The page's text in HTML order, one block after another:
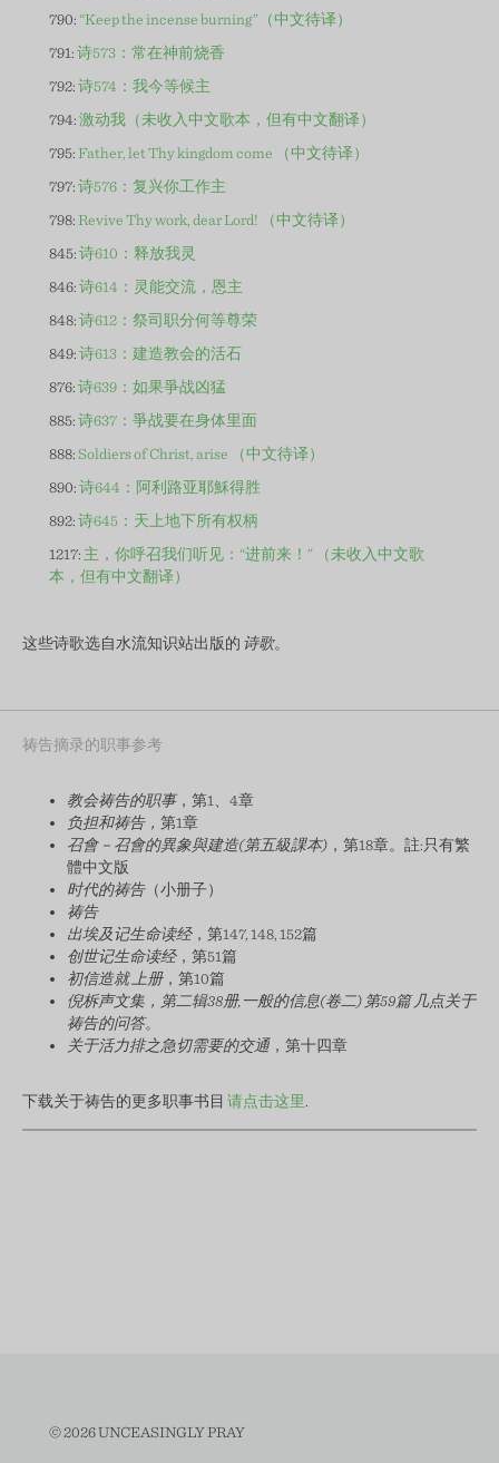
790:“Keep the incense burning”（中文待译）
791:诗573：常在神前烧香
792:诗574：我今等候主
794:激动我（未收入中文歌本，但有中文翻译）
795:Father, let Thy kingdom come （中文待译）
797:诗576：复兴你工作主
798:Revive Thy work, dear Lord! （中文待译）
845:诗610：释放我灵
846:诗614：灵能交流，恩主
848:诗612：祭司职分何等尊荣
849:诗613：建造教会的活石
876:诗639：如果爭战凶猛
885:诗637：爭战要在身体里面
888:Soldiers of Christ, arise （中文待译）
890:诗644：阿利路亚耶穌得胜
892:诗645：天上地下所有权柄
1217: 主，你呼召我们听见：“进前来！” （未收入中文歌
本，但有中文翻译）
这些诗歌选自水流知识站出版的 诗歌。
祷告摘录的职事参考
教会祷告的职事，第1、4章
负担和祷告， 第1章
召會－召會的異象與建造(第五級課本) ，第18章。註:只有繁
體中文版
时代的祷告（小册子）
祷告
出埃及记生命读经，第147, 148, 152篇
创世记生命读经，第51篇
初信造就 上册，第10篇
倪柝声文集 ，第二辑38册,一般的信息(卷二) 第59篇 几点关于
祷告的问答。
关于活力排之急切需要的交通，第十四章
下载关于祷告的更多职事书目 请点击这里
© 2026 UNCEASINGLY PRAY